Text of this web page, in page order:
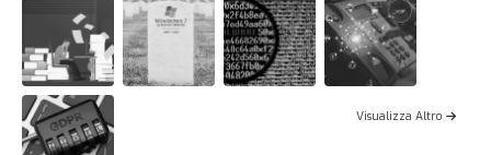
Visualizza Altro